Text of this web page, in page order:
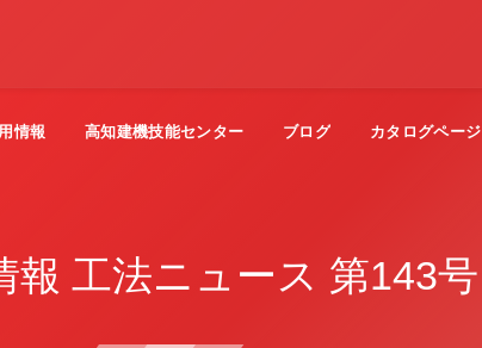
情報 高知建機技能センター ブログ カタログページ
報 工法ニュース 第143号